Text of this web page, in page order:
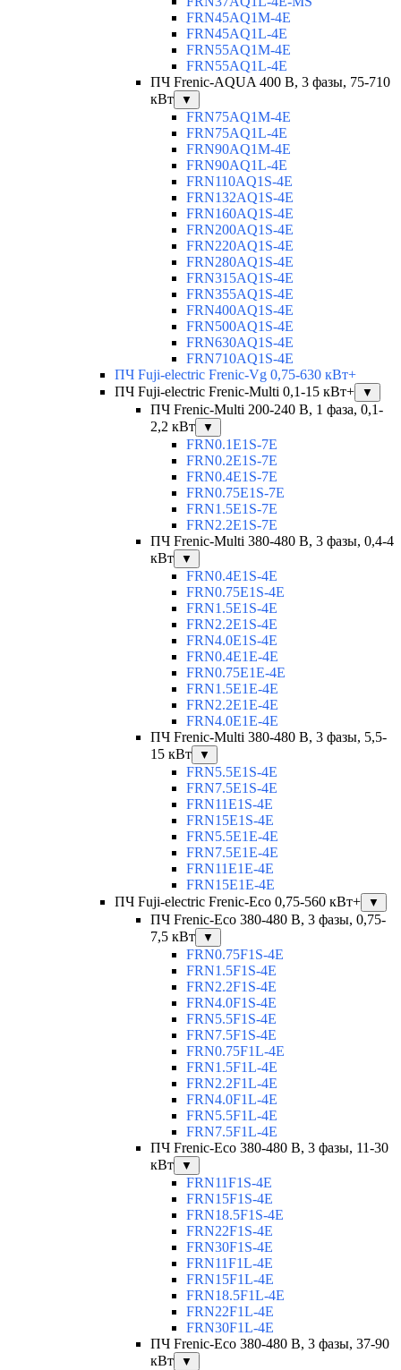
FRN45AQ1M-4E
FRN45AQ1L-4E
FRN55AQ1M-4E
FRN55AQ1L-4E
ПЧ Frenic-AQUA 400 В, 3 фазы, 75-710
кВт
▼
FRN75AQ1M-4E
FRN75AQ1L-4E
FRN90AQ1M-4E
FRN90AQ1L-4E
FRN110AQ1S-4E
FRN132AQ1S-4E
FRN160AQ1S-4E
FRN200AQ1S-4E
FRN220AQ1S-4E
FRN280AQ1S-4E
FRN315AQ1S-4E
FRN355AQ1S-4E
FRN400AQ1S-4E
FRN500AQ1S-4E
FRN630AQ1S-4E
FRN710AQ1S-4E
ПЧ Fuji-electric Frenic-Vg 0,75-630 кВт+
ПЧ Fuji-electric Frenic-Multi 0,1-15 кВт+
▼
ПЧ Frenic-Multi 200-240 В, 1 фаза, 0,1-
2,2 кВт
▼
FRN0.1E1S-7E
FRN0.2E1S-7E
FRN0.4E1S-7E
FRN0.75E1S-7E
FRN1.5E1S-7E
FRN2.2E1S-7E
ПЧ Frenic-Multi 380-480 В, 3 фазы, 0,4-4
кВт
▼
FRN0.4E1S-4E
FRN0.75E1S-4E
FRN1.5E1S-4E
FRN2.2E1S-4E
FRN4.0E1S-4E
FRN0.4E1E-4E
FRN0.75E1E-4E
FRN1.5E1E-4E
FRN2.2E1E-4E
FRN4.0E1E-4E
ПЧ Frenic-Multi 380-480 В, 3 фазы, 5,5-
15 кВт
▼
FRN5.5E1S-4E
FRN7.5E1S-4E
FRN11E1S-4E
FRN15E1S-4E
FRN5.5E1E-4E
FRN7.5E1E-4E
FRN11E1E-4E
FRN15E1E-4E
ПЧ Fuji-electric Frenic-Eco 0,75-560 кВт+
▼
ПЧ Frenic-Eco 380-480 В, 3 фазы, 0,75-
7,5 кВт
▼
FRN0.75F1S-4E
FRN1.5F1S-4E
FRN2.2F1S-4E
FRN4.0F1S-4E
FRN5.5F1S-4E
FRN7.5F1S-4E
FRN0.75F1L-4E
FRN1.5F1L-4E
FRN2.2F1L-4E
FRN4.0F1L-4E
FRN5.5F1L-4E
FRN7.5F1L-4E
ПЧ Frenic-Eco 380-480 В, 3 фазы, 11-30
кВт
▼
FRN11F1S-4E
FRN15F1S-4E
FRN18.5F1S-4E
FRN22F1S-4E
FRN30F1S-4E
FRN11F1L-4E
FRN15F1L-4E
FRN18.5F1L-4E
FRN22F1L-4E
FRN30F1L-4E
ПЧ Frenic-Eco 380-480 В, 3 фазы, 37-90
кВт
▼